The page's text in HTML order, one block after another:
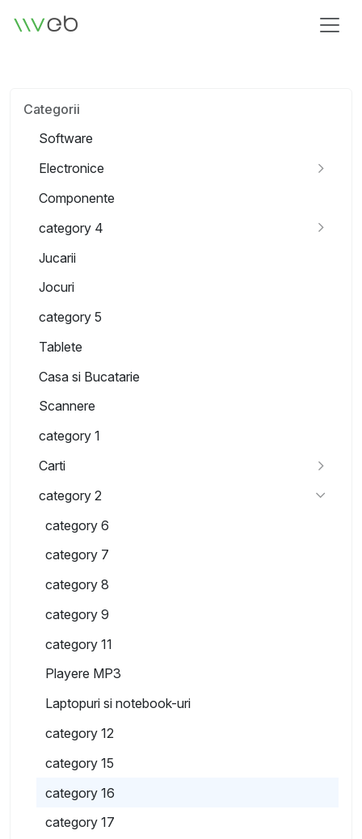
Siglă
Categorii
Software
Electronice
Componente
category 4
Jucarii
Jocuri
category 5
Tablete
Casa si Bucatarie
Scannere
category 1
Carti
category 2
category 6
category 7
category 8
category 9
category 11
Playere MP3
Laptopuri si notebook-uri
category 12
category 15
category 16
category 17